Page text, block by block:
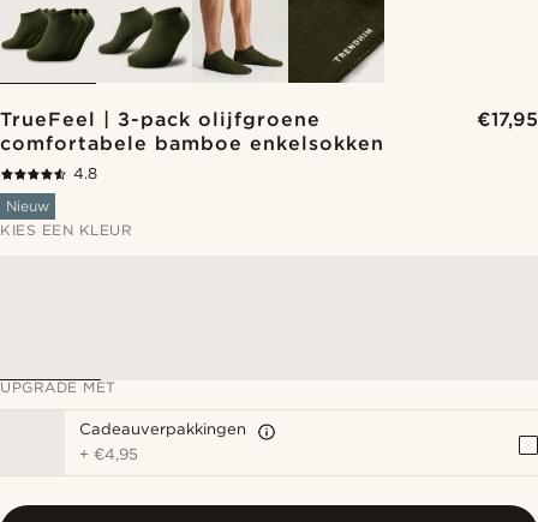
TrueFeel | 3-pack olijfgroene
comfortabele bamboe enkelsokken
€17,95
4.8
Nieuw
KIES EEN KLEUR
UPGRADE MET
Cadeauverpakkingen
+€4,95